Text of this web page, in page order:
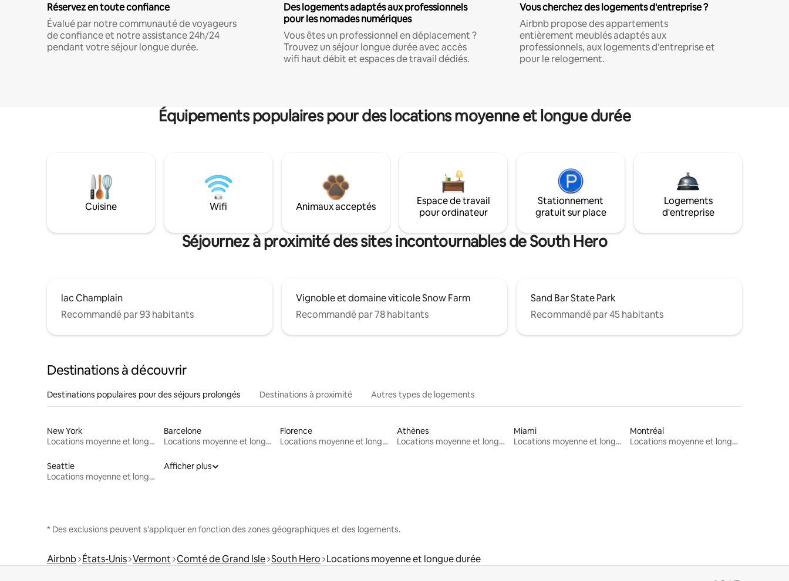
Réservez en toute confiance
Évalué par notre communauté de voyageurs
de confiance et notre assistance 24h/24
pendant votre séjour longue durée.
Des logements adaptés aux professionnels
pour les nomades numériques
Vous êtes un professionnel en déplacement ?
Trouvez un séjour longue durée avec accès
wifi haut débit et espaces de travail dédiés.
Vous cherchez des logements d'entreprise ?
Airbnb propose des appartements
entièrement meublés adaptés aux
professionnels, aux logements d'entreprise et
pour le relogement.
Équipements populaires pour des locations moyenne et longue durée
Cuisine Wifi Animaux acceptés
Espace de travail
pour ordinateur
Stationnement
gratuit sur place
Logements
d'entreprise
Séjournez à proximité des sites incontournables de South Hero
lac Champlain
Recommandé par 93 habitants
Vignoble et domaine viticole Snow Farm
Recommandé par 78 habitants
Sand Bar State Park
Recommandé par 45 habitants
Destinations à découvrir
Destinations populaires pour des séjours prolongés Destinations à proximité Autres types de logements
New York
Locations moyenne et longue durée
Barcelone
Locations moyenne et longue durée
Florence
Locations moyenne et longue durée
Athènes
Locations moyenne et longue durée
Miami
Locations moyenne et longue durée
Montréal
Locations moyenne et longue durée
Seattle
Locations moyenne et longue durée
Afficher plus
* Des exclusions peuvent s'appliquer en fonction des zones géographiques et des logements.
Airbnb États-Unis Vermont Comté de Grand Isle South Hero Locations moyenne et longue durée